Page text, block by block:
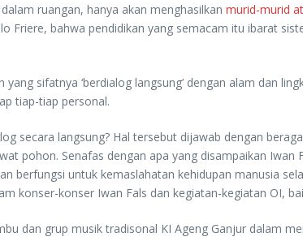
ruangan, hanya akan menghasilkan murid-murid
Friere, bahwa pendidikan yang semacam itu ibarat
sifatnya ‘berdialog langsung’ dengan alam dan
tiap-tiap personal.
secara langsung? Hal tersebut dijawab dengan
pohon. Senafas dengan apa yang disampaikan
berfungsi untuk kemaslahatan kehidupan manusia
konser-konser Iwan Fals dan kegiatan-kegiatan OI,
dan grup musik tradisonal KI Ageng Ganjur dalam